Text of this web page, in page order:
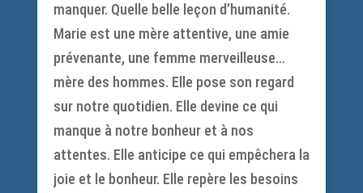
manquer. Quelle belle leçon d’humanité.
Marie est une mère attentive, une amie
prévenante, une femme merveilleuse…
mère des hommes. Elle pose son regard
sur notre quotidien. Elle devine ce qui
manque à notre bonheur et à nos
attentes. Elle anticipe ce qui empêchera la
joie et le bonheur. Elle repère les besoins